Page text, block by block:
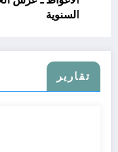
السنوية
تقارير